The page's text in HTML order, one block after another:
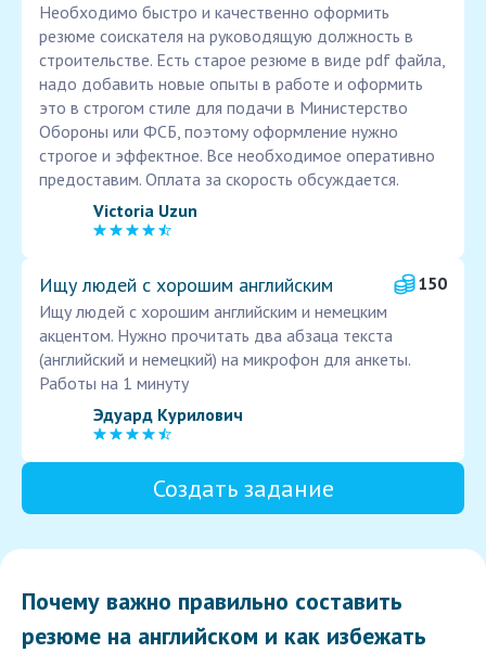
Необходимо быстро и качественно оформить
резюме соискателя на руководящую должность в
строительстве. Есть старое резюме в виде pdf файла,
надо добавить новые опыты в работе и оформить
это в строгом стиле для подачи в Министерство
Обороны или ФСБ, поэтому оформление нужно
строгое и эффектное. Все необходимое оперативно
предоставим. Оплата за скорость обсуждается.
Victoria Uzun
Ищу людей с хорошим английским
150
Ищу людей с хорошим английским и немецким
акцентом. Нужно прочитать два абзаца текста
(английский и немецкий) на микрофон для анкеты.
Работы на 1 минуту
Эдуард Курилович
Создать задание
Почему важно правильно составить
резюме на английском и как избежать